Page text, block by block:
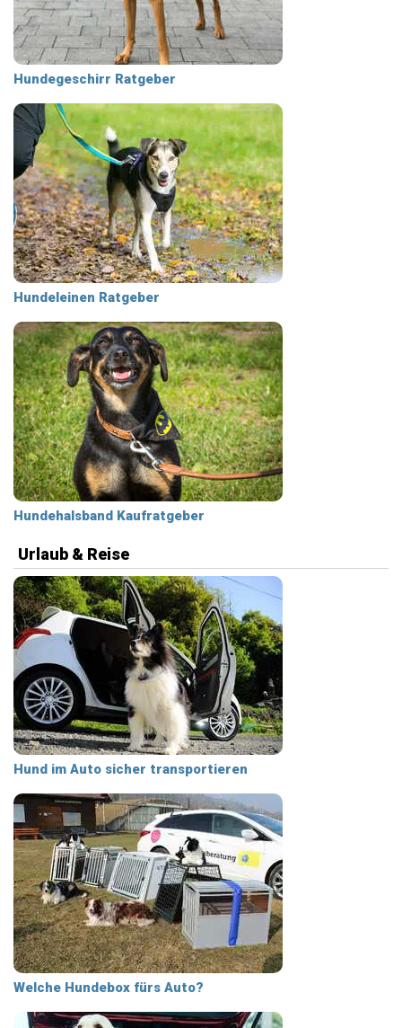
Hundegeschirr Ratgeber
Hundeleinen Ratgeber
Hundehalsband Kaufratgeber
Urlaub & Reise
Hund im Auto sicher transportieren
Welche Hundebox fürs Auto?